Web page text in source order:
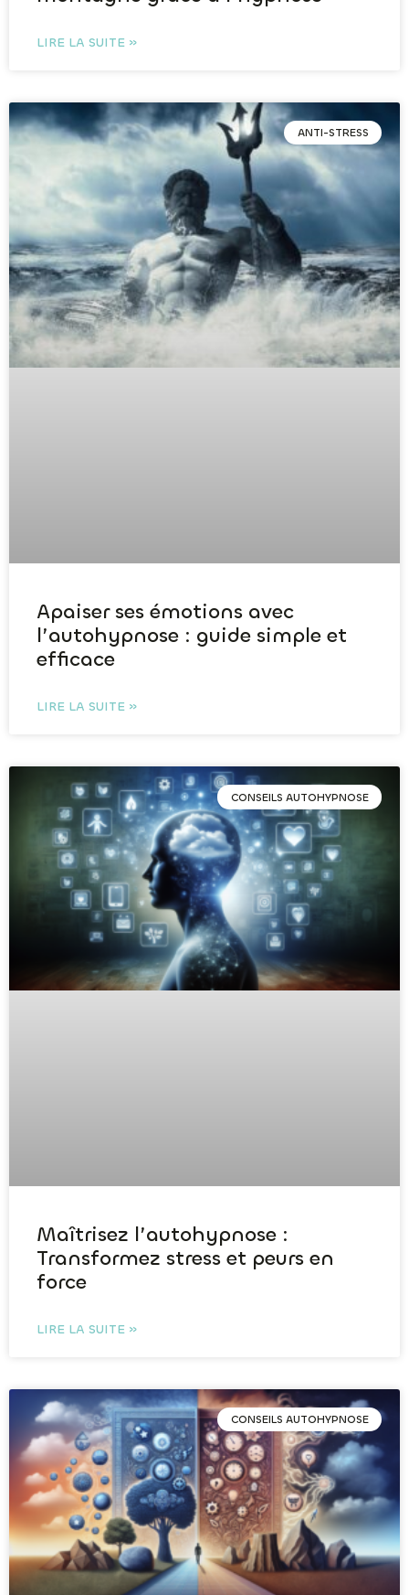
LIRE LA SUITE »
ANTI-STRESS
Apaiser ses émotions avec
l’autohypnose : guide simple et
efficace
LIRE LA SUITE »
CONSEILS AUTOHYPNOSE
Maîtrisez l’autohypnose :
Transformez stress et peurs en
force
LIRE LA SUITE »
CONSEILS AUTOHYPNOSE